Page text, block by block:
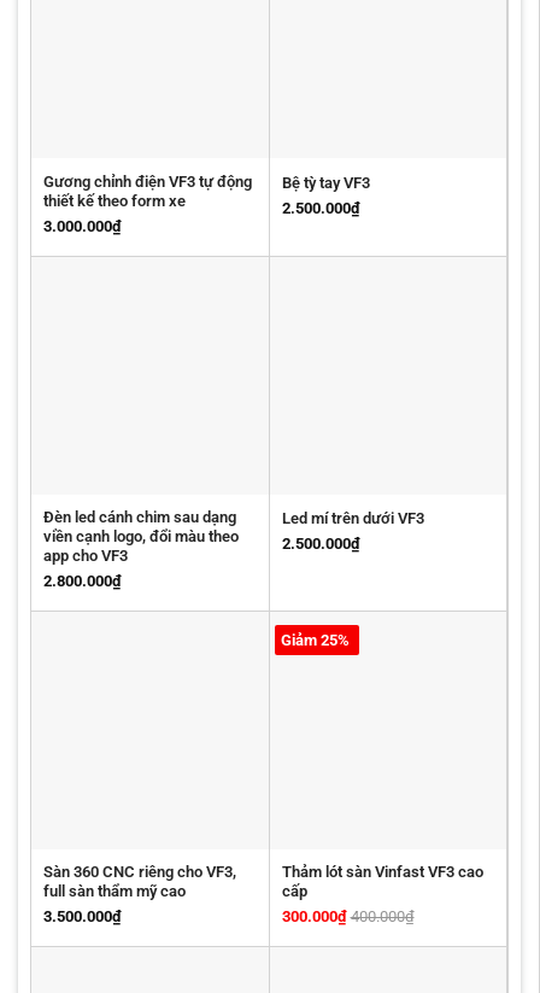
Gương chỉnh điện VF3 tự động
thiết kế theo form xe
3.000.000₫
Bệ tỳ tay VF3
2.500.000₫
Đèn led cánh chim sau dạng
viền cạnh logo, đổi màu theo
app cho VF3
2.800.000₫
Led mí trên dưới VF3
2.500.000₫
Sàn 360 CNC riêng cho VF3,
full sàn thẩm mỹ cao
3.500.000₫
Giảm 25%
Thảm lót sàn Vinfast VF3 cao
cấp
300.000₫ 400.000₫